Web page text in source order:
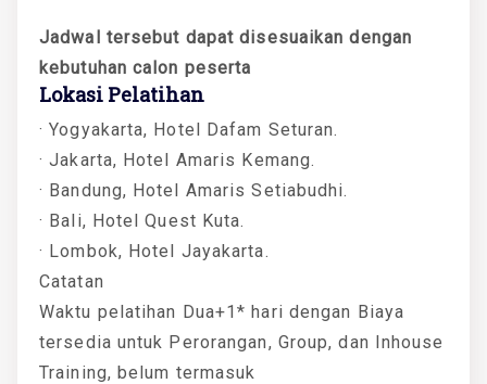
Jadwal tersebut dapat disesuaikan dengan
kebutuhan calon peserta
Lokasi Pelatihan
· Yogyakarta, Hotel Dafam Seturan.
· Jakarta, Hotel Amaris Kemang.
· Bandung, Hotel Amaris Setiabudhi.
· Bali, Hotel Quest Kuta.
· Lombok, Hotel Jayakarta.
Catatan
Waktu pelatihan Dua+1* hari dengan Biaya
tersedia untuk Perorangan, Group, dan Inhouse
Training, belum termasuk